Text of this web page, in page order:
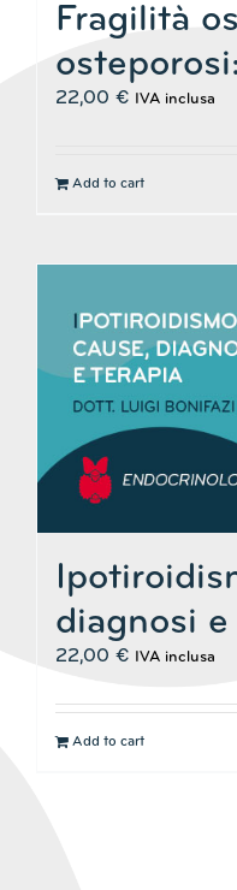
Fragilità
22,00 € IVA inclusa
Add to cart
diagnosi
22,00 € IVA inclusa
Add to cart